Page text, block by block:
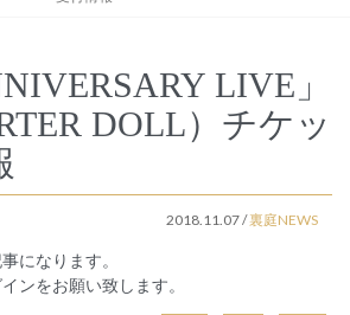
LIVE」
DOLL）チケッ
2018.11.07/裏庭NEWS
になります。
ンをお願い致します。